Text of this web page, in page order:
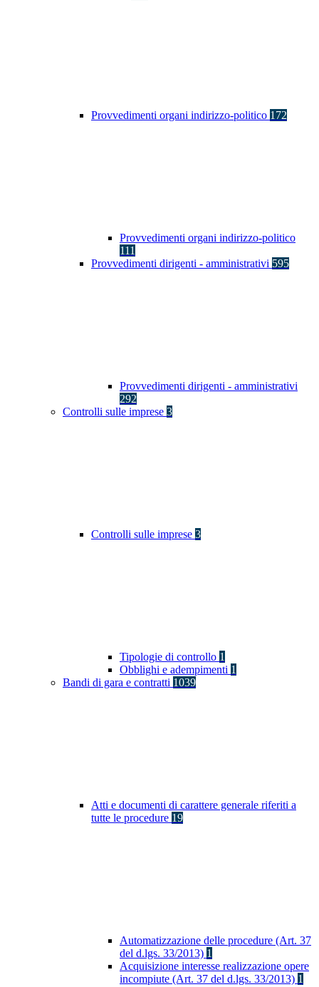
Provvedimenti organi indirizzo-politico 172
Provvedimenti organi indirizzo-politico
111
Provvedimenti dirigenti - amministrativi 595
Provvedimenti dirigenti - amministrativi
292
Controlli sulle imprese 3
Controlli sulle imprese 3
Tipologie di controllo 1
Obblighi e adempimenti 1
Bandi di gara e contratti 1039
Atti e documenti di carattere generale riferiti a
tutte le procedure 19
Automatizzazione delle procedure (Art. 37
del d.lgs. 33/2013) 1
Acquisizione interesse realizzazione opere
incompiute (Art. 37 del d.lgs. 33/2013) 1